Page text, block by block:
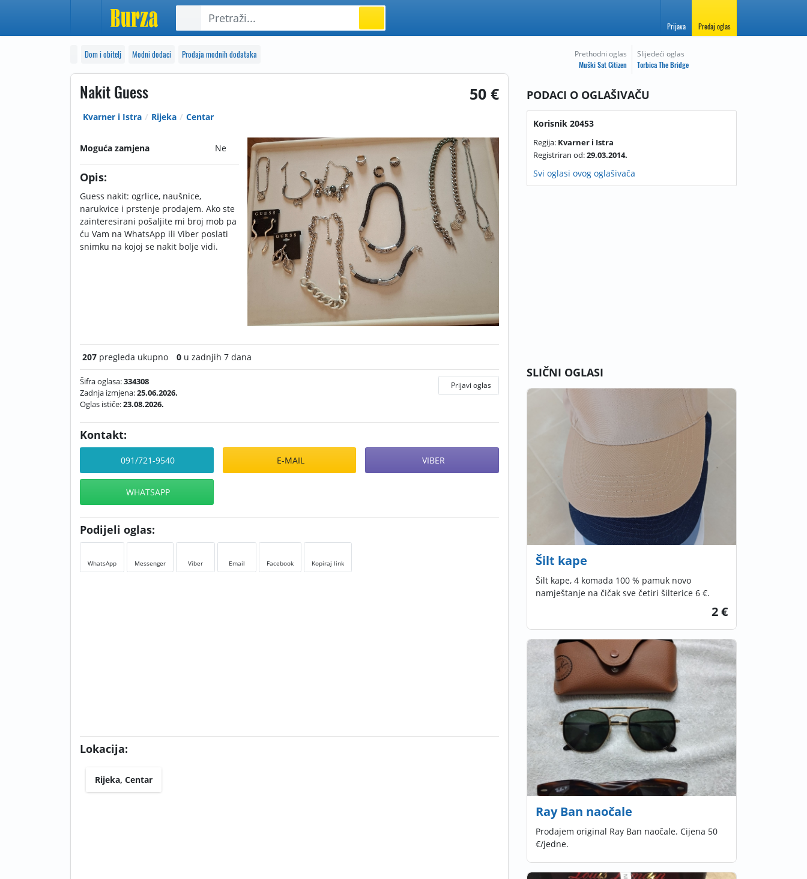
Prijava Predaj oglas
Dom i obitelj Modni dodaci Prodaja modnih dodataka
Nakit Guess 50 €
Kvarner i Istra Rijeka Centar
Moguća zamjena Ne
Opis:
Guess nakit: ogrlice, naušnice,
narukvice i prstenje prodajem. Ako ste
zainteresirani pošaljite mi broj mob pa
ću Vam na WhatsApp ili Viber poslati
snimku na kojoj se nakit bolje vidi.
207 pregleda ukupno 0 u zadnjih 7 dana
Šifra oglasa:334308
Zadnja izmjena:25.06.2026.
Oglas ističe:23.08.2026.
Prijavi oglas
Kontakt:
091/721-9540 E-MAIL VIBER
WHATSAPP
Podijeli oglas:
WhatsApp Messenger Viber Email Facebook Kopiraj link
Lokacija:
Rijeka, Centar
Prethodni oglas
Muški Sat Citizen
Slijedeći oglas
Torbica The Bridge
PODACI O OGLAŠIVAČU
Korisnik 20453
Regija: Kvarner i Istra
Registriran od:29.03.2014.
Svi oglasi ovog oglašivača
SLIČNI OGLASI
Šilt kape
Šilt kape, 4 komada 100 % pamuk novo
namještanje na čičak sve četiri šilterice 6 €.
2 €
Ray Ban naočale
Prodajem original Ray Ban naočale. Cijena 50
€/jedne.